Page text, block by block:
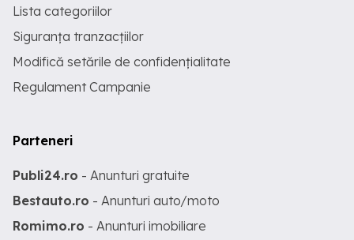
Lista categoriilor
Siguranța tranzacțiilor
Modifică setările de confidențialitate
Regulament Campanie
Parteneri
Publi24.ro - Anunturi gratuite
Bestauto.ro - Anunturi auto/moto
Romimo.ro - Anunturi imobiliare